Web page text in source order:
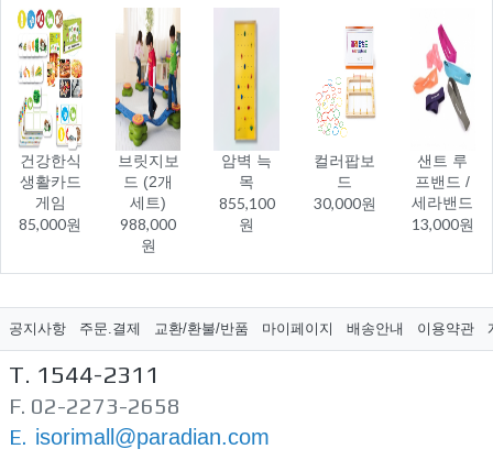
건강한식
생활카드
게임
85,000원
브릿지보
드 (2개
세트)
988,000
원
암벽 늑
목
855,100
원
컬러팝보
드
30,000원
샌트 루
프밴드 /
세라밴드
13,000원
공지사항 주문.결제 교환/환불/반품 마이페이지 배송안내 이용약관
T. 1544-2311
F. 02-2273-2658
E. isorimall@paradian.com